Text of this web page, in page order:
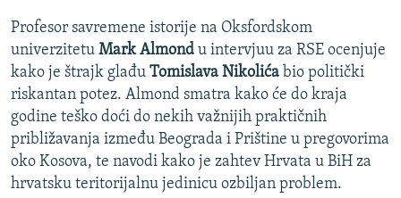
POST SCRIPTUM
MOJA EVROPA
TRI DECENIJE OD RATA U BIH
SVE KARTE DEJTONA
NASTANAK I RASPAD JUGOSLAVIJE
Sve RFE/RL stranice
Profesor savremene istorije na Oksfordskom
univerzitetu Mark Almond u intervjuu za RSE ocenjuje
kako je štrajk glađu Tomislava Nikolića bio politički
riskantan potez. Almond smatra kako će do kraja
godine teško doći do nekih važnijih praktičnih
približavanja između Beograda i Prištine u pregovorima
oko Kosova, te navodi kako je zahtev Hrvata u BiH za
hrvatsku teritorijalnu jedinicu ozbiljan problem.